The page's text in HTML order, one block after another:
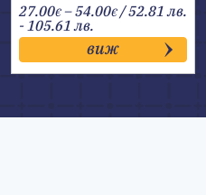
27.00€ –54.00€Price
range:
27.00€
through
54.00€
/ 52.81 лв.
- 105.61 лв.
виж